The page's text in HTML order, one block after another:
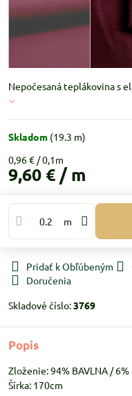
Nepočesaná teplákovina s
Skladom (19.3 m)
0,96 €
9,60 € / m
m
Pridať k Obľúbeným
Doručenia
Skladové číslo:3769
Popis
Zloženie: 94% BAVLNA / 6%
Šírka: 170cm